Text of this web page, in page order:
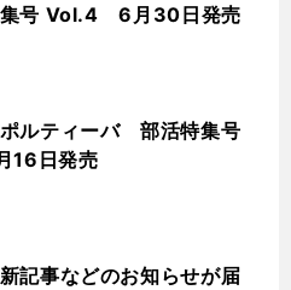
号 Vol.4 6月30日発売
ルティーバ 部活特集号
16日発売
記事などのお知らせが届